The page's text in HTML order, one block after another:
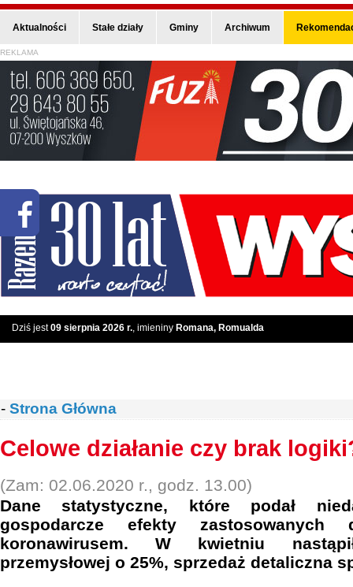
Aktualności Stałe działy Gminy Archiwum
REKLAMA
Dziś jest09 sierpnia 2026 r., imieniny Romana, Romualda
- Strona Główna
Celowe działanie czy brak
(Zam: 02.06.2020 r., godz. 13.00)
Dane statystyczne, które podał
gospodarcze efekty
koronawirusem. W kwietniu
przemysłowej o 25%, sprzedaż detaliczna